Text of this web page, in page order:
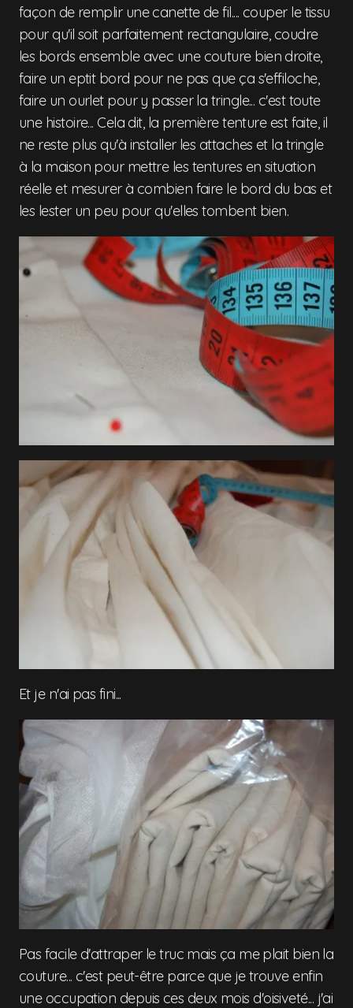
façon de remplir une canette de fil.... couper le tissu
pour qu'il soit parfaitement rectangulaire, coudre
les bords ensemble avec une couture bien droite,
faire un eptit bord pour ne pas que ça s'effiloche,
faire un ourlet pour y passer la tringle... c'est toute
une histoire... Cela dit, la première tenture est faite, il
ne reste plus qu'à installer les attaches et la tringle
à la maison pour mettre les tentures en situation
réelle et mesurer à combien faire le bord du bas et
les lester un peu pour qu'elles tombent bien.
Et je n'ai pas fini...
Pas facile d'attraper le truc mais ça me plait bien la
couture... c'est peut-être parce que je trouve enfin
une occupation depuis ces deux mois d'oisiveté... j'ai